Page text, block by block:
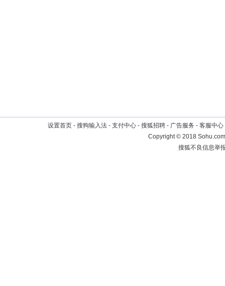
设置首页 - 搜狗输入法 - 支付中心 - 搜狐招聘 - 广告服务 - 客服中心
Copyright©2018
搜狐不良信息举